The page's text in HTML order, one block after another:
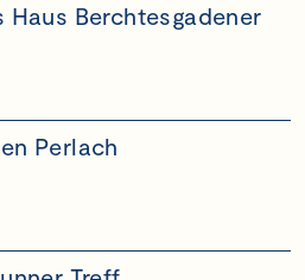
Berchtesgadener
Perlach